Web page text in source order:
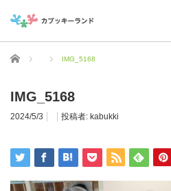
ホーム IMG_5168
IMG_5168
2024/5/3 投稿者: kabukki